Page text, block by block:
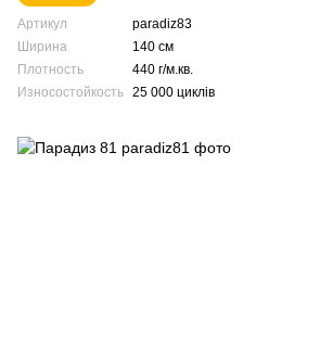
Артикул
paradiz83
Ширина
140 см
Плотность
440 г/м.кв.
Износостойкость 25 000 циклів